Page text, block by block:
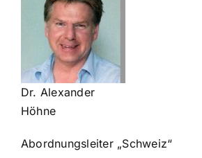
Dr. Alexander
Höhne
Abordnungsleiter „Schweiz“